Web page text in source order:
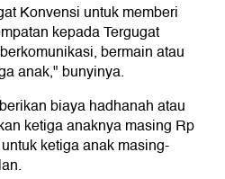
Konvensi untuk memberi
kepada Tergugat
bermain atau
anak," bunyinya.
biaya hadhanah atau
ketiga anaknya masing Rp
ketiga anak masing-